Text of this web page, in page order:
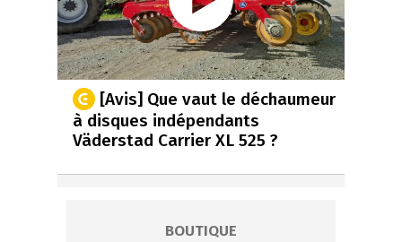
[Avis] Que vaut le déchaumeur
à disques indépendants
Väderstad Carrier XL 525 ?
BOUTIQUE